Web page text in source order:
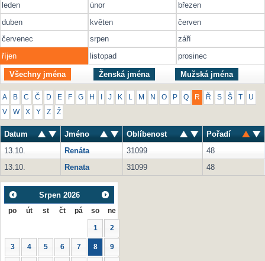
leden únor
březen
duben
květen
červen
červenec
srpen
září
říjen
listopad prosinec
Všechny jména Ženská jména Mužská jména
A B C Č D E F G H J K M N O P Q R Ř S Š U
V W X Y Z Ž
Datum Jméno Oblíbenost
Pořadí
13.10.
Renáta 31099
48
13.10.
Renata 31099 48
Srpen 2026
po út st čt pá so ne
1 2
3 4 5 6 7 8 9